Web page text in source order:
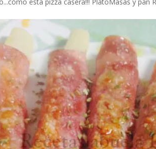
esta pizza casera!!! PlatoMasas y pan